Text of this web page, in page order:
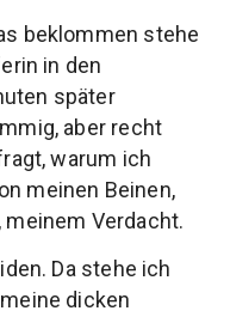
beklommen stehe
in den
später
aber recht
warum ich
meinen Beinen,
meinem Verdacht.
Da stehe ich
dicken